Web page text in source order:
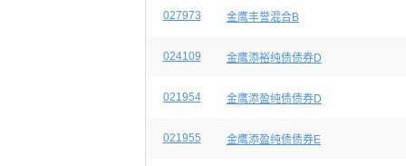
027973 金鹰丰誉混合B
024109 金鹰添裕纯债债券D
021954 金鹰添盈纯债债券D
021955 金鹰添盈纯债债券E